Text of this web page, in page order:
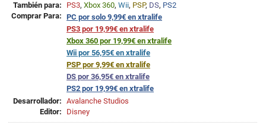
También para: PS3, Xbox 360, Wii, PSP, DS, PS2
Comprar Para: PC por solo 9,99€ en xtralife
PS3 por 19,99€ en xtralife
Xbox 360 por 19,99€ en xtralife
Wii por 56,95€ en xtralife
PSP por 9,99€ en xtralife
DS por 36,95€ en xtralife
PS2 por 19,99€ en xtralife
Desarrollador: Avalanche Studios
Editor:
Disney